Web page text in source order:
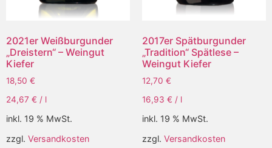
2021er Weißburgunder
„Dreistern“ – Weingut
Kiefer
18,50 €
24,67 € / l
inkl. 19 % MwSt.
zzgl. Versandkosten
2017er Spätburgunder
„Tradition“ Spätlese –
Weingut Kiefer
12,70 €
16,93 € / l
inkl. 19 % MwSt.
zzgl. Versandkosten